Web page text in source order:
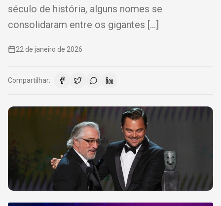
século de história, alguns nomes se
consolidaram entre os gigantes […]
22 de janeiro de 2026
Compartilhar: